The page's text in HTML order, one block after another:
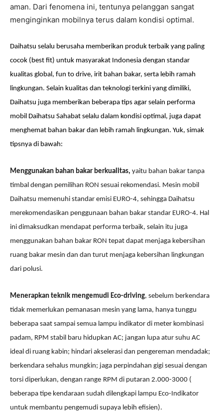
aman. Dari fenomena ini, tentunya pelanggan sangat
menginginkan mobilnya terus dalam kondisi optimal.
Daihatsu selalu berusaha memberikan produk terbaik yang paling
cocok (best fit) untuk masyarakat Indonesia dengan standar
kualitas global, fun to drive, irit bahan bakar, serta lebih ramah
lingkungan. Selain kualitas dan teknologi terkini yang dimiliki,
Daihatsu juga memberikan beberapa tips agar selain performa
mobil Daihatsu Sahabat selalu dalam kondisi optimal, juga dapat
menghemat bahan bakar dan lebih ramah lingkungan. Yuk, simak
tipsnya di bawah:
Menggunakan bahan bakar berkualitas, yaitu bahan bakar tanpa
timbal dengan pemilihan RON sesuai rekomendasi. Mesin mobil
Daihatsu memenuhi standar emisi EURO-4, sehingga Daihatsu
merekomendasikan penggunaan bahan bakar standar EURO-4. Hal
ini dimaksudkan mendapat performa terbaik, selain itu juga
menggunakan bahan bakar RON tepat dapat menjaga kebersihan
ruang bakar mesin dan dan turut menjaga kebersihan lingkungan
dari polusi.
Menerapkan teknik mengemudi Eco-driving, sebelum berkendara
tidak memerlukan pemanasan mesin yang lama, hanya tunggu
beberapa saat sampai semua lampu indikator di meter kombinasi
padam, RPM stabil baru hidupkan AC; jangan lupa atur suhu AC
ideal di ruang kabin; hindari akselerasi dan pengereman mendadak;
berkendara sehalus mungkin; jaga perpindahan gigi sesuai dengan
torsi diperlukan, dengan range RPM di putaran 2.000-3000 (
beberapa tipe kendaraan sudah dilengkapi lampu Eco-Indikator
untuk membantu pengemudi supaya lebih efisien).